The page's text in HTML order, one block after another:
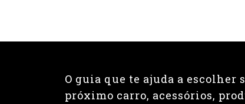
O guia que te ajuda a escolher
próximo carro, acessórios,